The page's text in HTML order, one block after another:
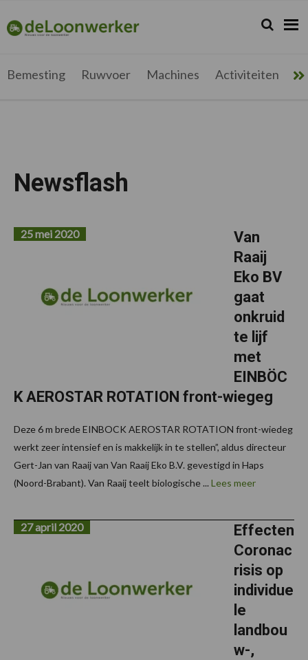
de
hoofdnavigatie
de
hoofd
de
voettekst
deloonwerker.be Zoeken...
Zoek
Bemesting Ruwvoer Machines Activiteiten
Newsflash
Van
Raaij
Eko BV
gaat
onkruid
te lijf
met
EINBÖC
K AEROSTAR ROTATION front-wiegeg
25 mei 2020
Deze 6 m brede EINBOCK AEROSTAR ROTATION front-wiedeg
werkt zeer intensief en is makkelijk in te stellen”, aldus directeur
Gert-Jan van Raaij van Van Raaij Eko B.V. gevestigd in Haps
(Noord-Brabant). Van Raaij teelt biologische ... Lees meer
Effecten
Coronac
risis op
individue
le
landbou
w-,
27 april 2020